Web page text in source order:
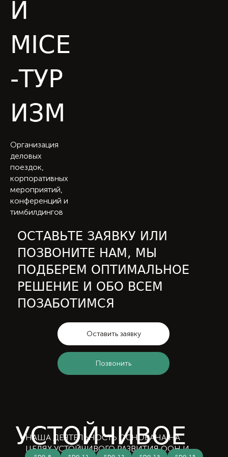
И
MICE
-ТУР
ИЗМ
Организация
деловых
поездок,
корпоративных
мероприятий,
конференций и
тимбилдингов
ОСТАВЬТЕ ЗАЯВКУ ИЛИ
ПОЗВОНИТЕ НАМ, МЫ
ПОДБЕРЕМ ОПТИМАЛЬНОЕ
РЕШЕНИЕ И ОБО ВСЕМ
ПОЗАБОТИМСЯ
Оставить заявку
Позвонить
УСТОЙЧИВОЕ
НАША ДЕЯТЕЛЬНОСТЬ ОСНОВАНА НА
ЦЕЛЯХ УСТОЙЧИВОГО РАЗВИТИЯ ООН И